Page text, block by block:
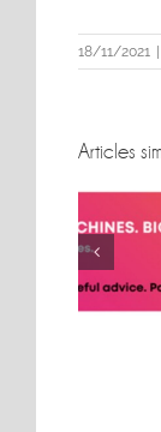
18/11/2021 |
Articles